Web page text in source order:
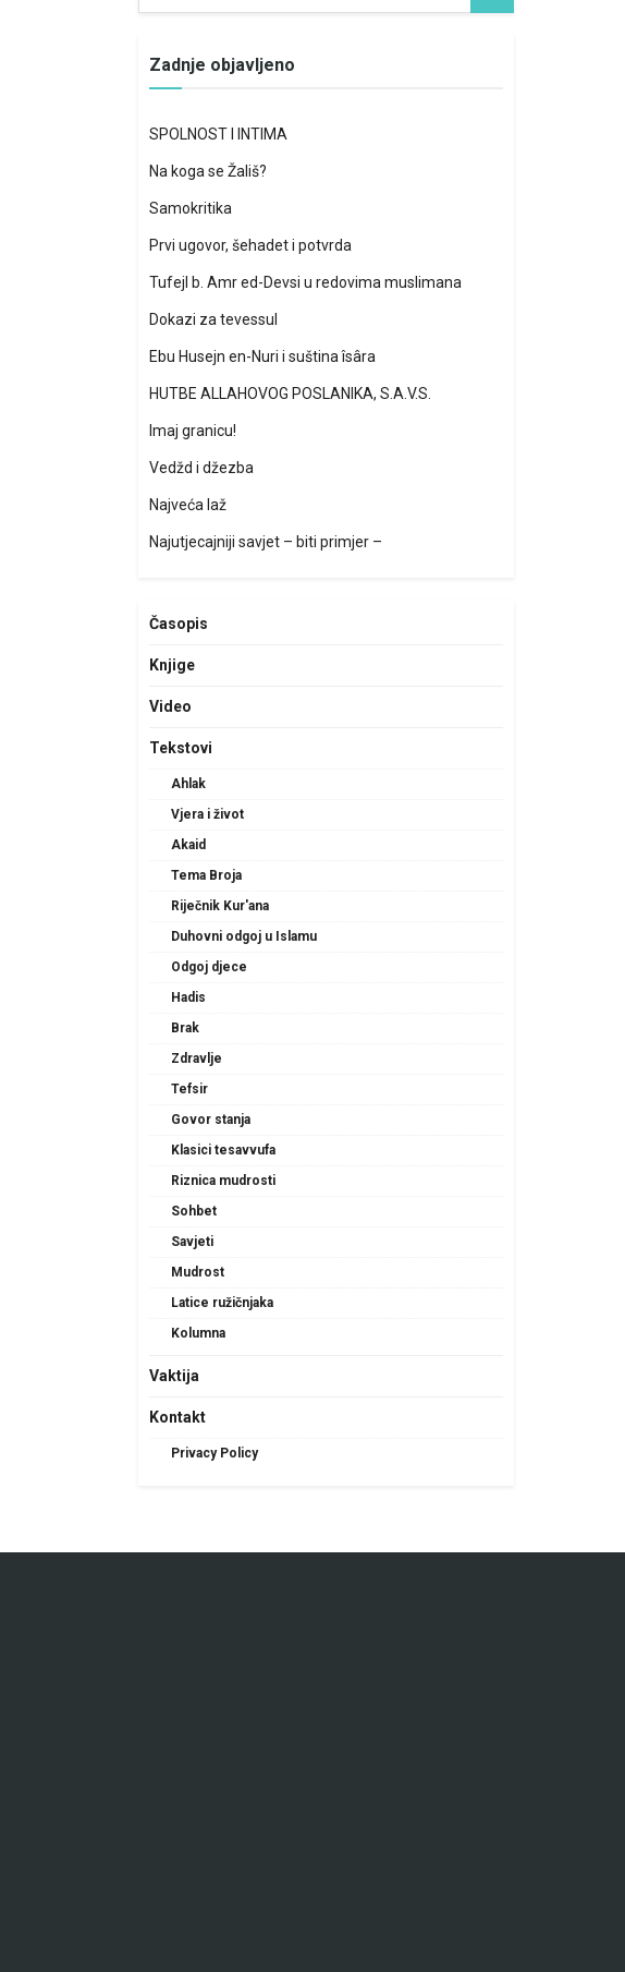
Zadnje objavljeno
SPOLNOST I INTIMA
Na koga se Žališ?
Samokritika
Prvi ugovor, šehadet i potvrda
Tufejl b. Amr ed-Devsi u redovima muslimana
Dokazi za tevessul
Ebu Husejn en-Nuri i suština îsâra
HUTBE ALLAHOVOG POSLANIKA, S.A.V.S.
Imaj granicu!
Vedžd i džezba
Najveća laž
Najutjecajniji savjet – biti primjer –
Časopis
Knjige
Video
Tekstovi
Ahlak
Vjera i život
Akaid
Tema Broja
Riječnik Kur'ana
Duhovni odgoj u Islamu
Odgoj djece
Hadis
Brak
Zdravlje
Tefsir
Govor stanja
Klasici tesavvufa
Riznica mudrosti
Sohbet
Savjeti
Mudrost
Latice ružičnjaka
Kolumna
Vaktija
Kontakt
Privacy Policy